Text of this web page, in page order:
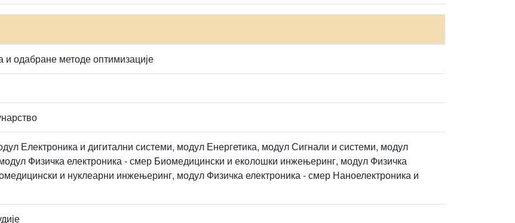
одабране методе оптимизације
Електроника и дигитални системи, модул Енергетика, модул Сигнали и системи, модул
Физичка електроника - смер Биомедицински и еколошки инжењеринг, модул Физичка
и нуклеарни инжењеринг, модул Физичка електроника - смер Наноелектроника и